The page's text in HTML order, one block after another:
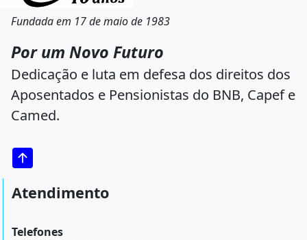
Fundada em 17 de maio de 1983
Por um Novo Futuro
Dedicação e luta em defesa dos direitos dos
Aposentados e Pensionistas do BNB, Capef e
Camed.
Atendimento
Telefones